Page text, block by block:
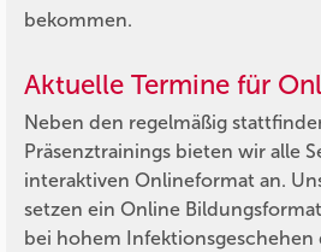
bekommen.
Aktuelle Termine für
Neben den regelmäßig
Präsenztrainings bieten wir alle
interaktiven Onlineformat an.
setzen ein Online
bei hohem Infektionsgeschehen